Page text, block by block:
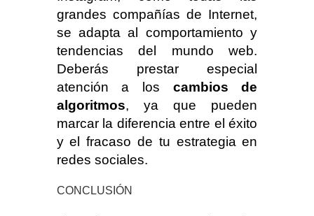
grandes compañías de Internet,
se adapta al comportamiento y
tendencias del mundo web.
Deberás prestar especial
atención a los cambios de
algoritmos, ya que pueden
marcar la diferencia entre el éxito
y el fracaso de tu estrategia en
redes sociales.
CONCLUSIÓN